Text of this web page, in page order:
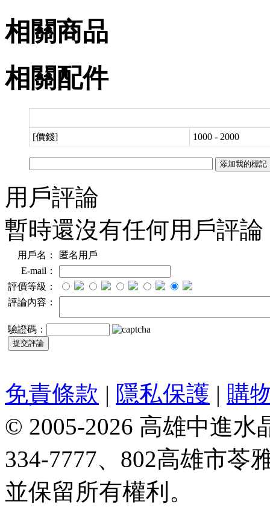
相關商品
相關配件
[價錢] 1000 - 2000
用戶評論
暫時還沒有任何用戶評論
用戶名：
匿名用戶
E-mail：
評價等級：
評論內容：
驗證碼：
免責條款 | 隱私保護 | 購
© 2005-2026 高雄中進水
334-7777、802高雄市苓
並保留所有權利。